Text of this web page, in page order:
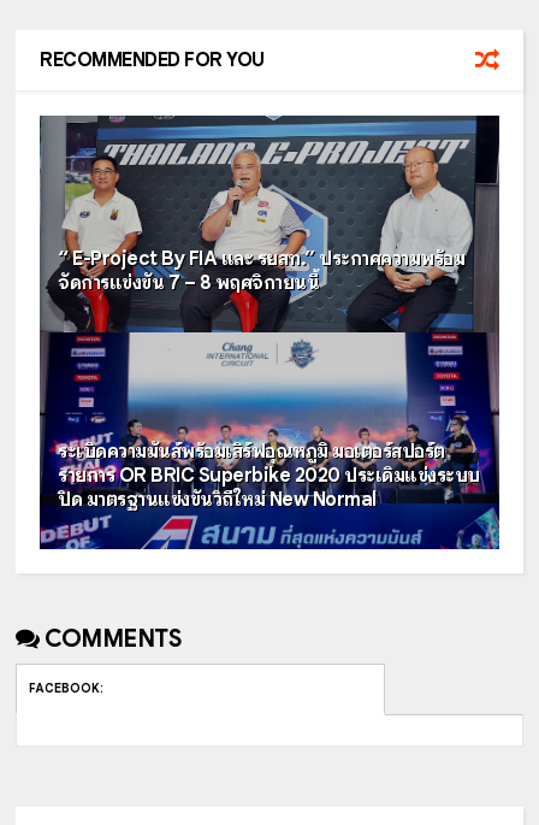
RECOMMENDED FOR YOU
“ E-Project By FIA และ รยสท.” ประกาศความพร้อม
จัดการแข่งขัน 7 – 8 พฤศจิกายนนี้
ระเบิดความมันส์พร้อมเสิร์ฟอุณหภูมิ มอเตอร์สปอร์ต
รายการ OR BRIC Superbike 2020 ประเดิมแข่งระบบ
ปิด มาตรฐานแข่งขันวิถีใหม่ New Normal
COMMENTS
FACEBOOK: